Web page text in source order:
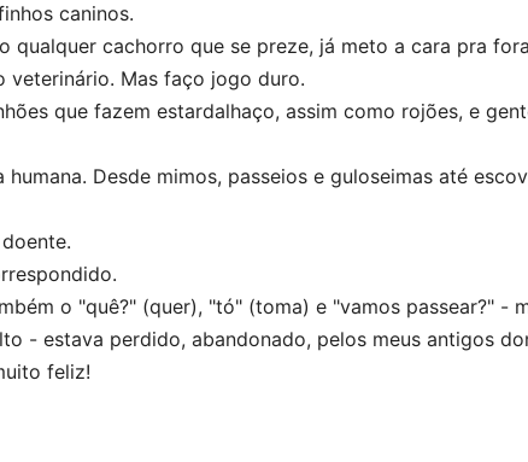
caninos.
qualquer cachorro que se preze, já meto a cara pra
veterinário. Mas faço jogo duro.
que fazem estardalhaço, assim como rojões, e
Desde mimos, passeios e guloseimas até
o "quê?" (quer), "tó" (toma) e "vamos passear?" -
- estava perdido, abandonado, pelos meus antigos
feliz!